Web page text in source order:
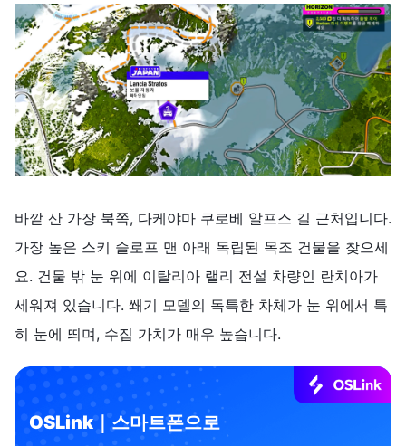
바깥 산 가장 북쪽, 다케야마 쿠로베 알프스 길 근처입니다.
가장 높은 스키 슬로프 맨 아래 독립된 목조 건물을 찾으세
요. 건물 밖 눈 위에 이탈리아 랠리 전설 차량인 란치아가
세워져 있습니다. 쐐기 모델의 독특한 차체가 눈 위에서 특
히 눈에 띄며, 수집 가치가 매우 높습니다.
OSLink｜스마트폰으로